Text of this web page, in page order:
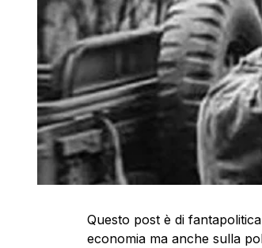
Questo post è di
economia ma anche sulla